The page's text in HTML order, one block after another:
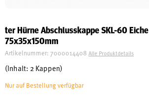
Shop
Ausstellung
ter Hürne Abschlusskappe SKL-60 Eiche
75x35x150mm
Artikelnummer: 7000014408 Alle Produktdetails
(Inhalt: 2 Kappen)
Nur auf Bestellung verfügbar